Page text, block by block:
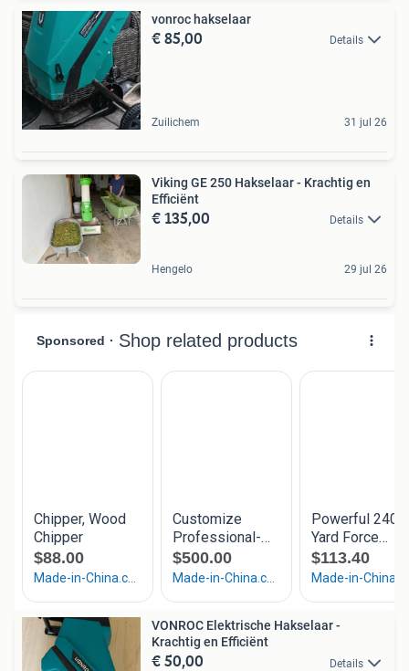
vonroc hakselaar
€ 85,00 Details
Zuilichem 31 jul 26
Viking GE 250 Hakselaar - Krachtig en
Efficiënt
€ 135,00 Details
Hengelo 29 jul 26
VONROC Elektrische Hakselaar -
Krachtig en Efficiënt
€ 50,00 Details